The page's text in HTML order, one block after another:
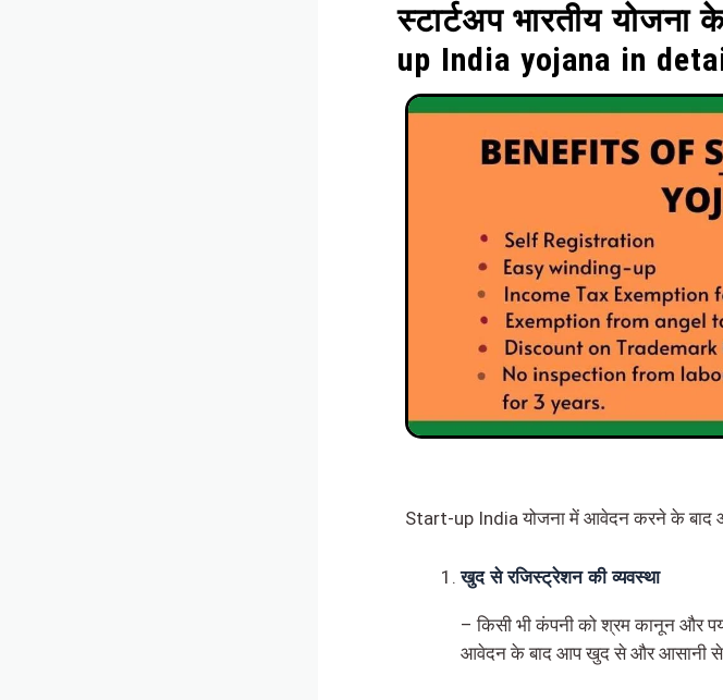
स्टार्टअप भारतीय
up India yojana in
Start-up India योजना में आवेदन करने के बाद
खुद से रजिस्ट्रेशन की व्यवस्था
– किसी भी कंपनी को श्रम कानून और
आवेदन के बाद आप खुद से और आसानी